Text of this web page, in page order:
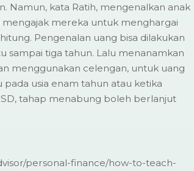
Namun, kata Ratih, mengenalkan anak
mengajak mereka untuk menghargai
Pengenalan uang bisa dilakukan
sampai tiga tahun. Lalu menanamkan
menggunakan celengan, untuk uang
pada usia enam tahun atau ketika
tahap menabung boleh berlanjut
personal-finance/how-to-teach-